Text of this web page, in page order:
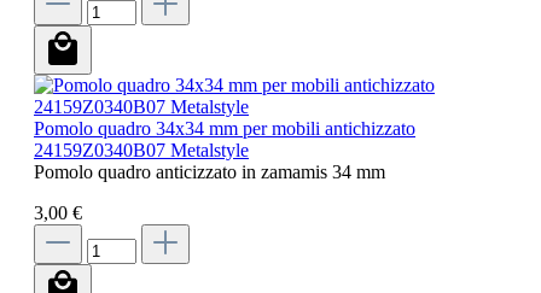
Pomolo quadro 34x34 mm per mobili antichizzato
24159Z0340B07 Metalstyle
Pomolo quadro anticizzato in zamamis 34 mm
3,00 €